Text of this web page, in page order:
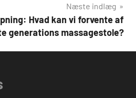
Næste indlæg
Hvad kan vi forvente af
generations massagestole?